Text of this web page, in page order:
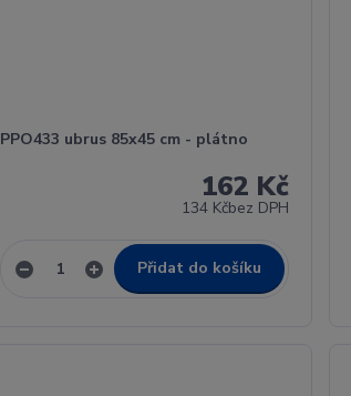
PPO433 ubrus 85x45 cm - plátno
162 Kč
134 Kčbez DPH
Přidat do košíku